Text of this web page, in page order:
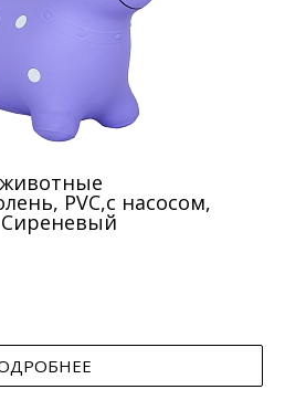
PVC,с насосом,
Сиреневый